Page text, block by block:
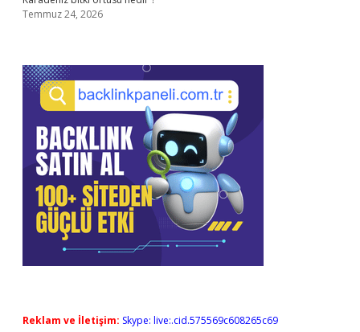
Temmuz 24, 2026
Reklam ve İletişim: Skype: live:.cid.575569c608265c69